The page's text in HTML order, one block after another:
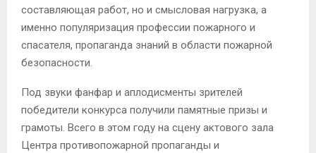
составляющая работ, но и смысловая нагрузка, а
именно популяризация профессии пожарного и
спасателя, пропаганда знаний в области пожарной
безопасности.
Под звуки фанфар и аплодисменты зрителей
победители конкурса получили памятные призы и
грамоты. Всего в этом году на сцену актового зала
Центра противопожарной пропаганды и